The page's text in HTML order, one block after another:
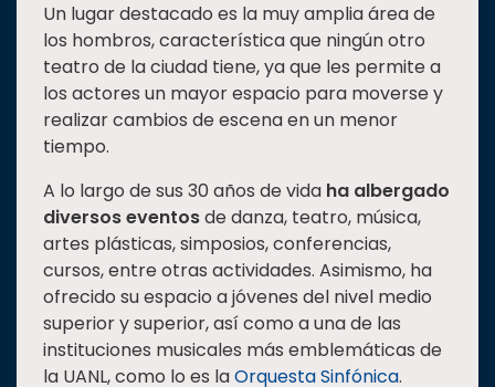
Un lugar destacado es la muy amplia área de
los hombros, característica que ningún otro
teatro de la ciudad tiene, ya que les permite a
los actores un mayor espacio para moverse y
realizar cambios de escena en un menor
tiempo.
A lo largo de sus 30 años de vida ha albergado
diversos eventosde danza, teatro, música,
artes plásticas, simposios, conferencias,
cursos, entre otras actividades. Asimismo, ha
ofrecido su espacio a jóvenes del nivel medio
superior y superior, así como a una de las
instituciones musicales más emblemáticas de
la UANL, como lo es laOrquesta Sinfónica.